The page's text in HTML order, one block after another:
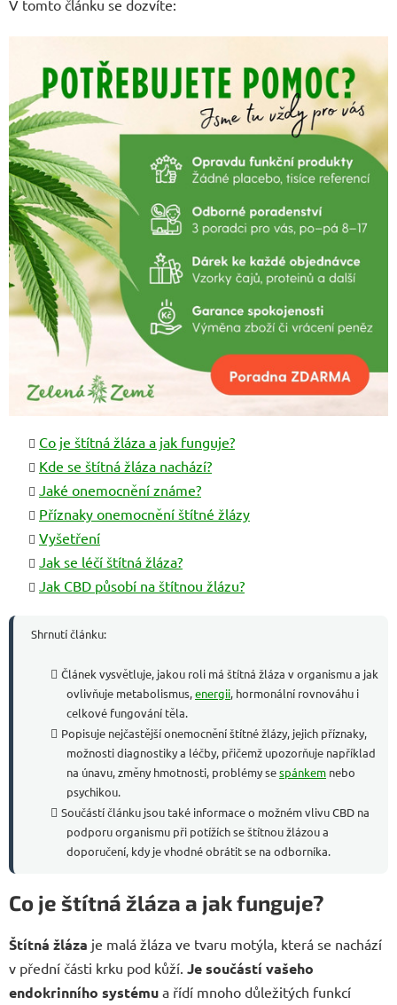
V tomto článku se dozvíte:
Co je štítná žláza a jak funguje?
Kde se štítná žláza nachází?
Jaké onemocnění známe?
Příznaky onemocnění štítné žlázy
Vyšetření
Jak se léčí štítná žláza?
Jak CBD působí na štítnou žlázu?
Shrnutí článku:
Článek vysvětluje, jakou roli má štítná žláza v organismu a jak
ovlivňuje metabolismus,energii, hormonální rovnováhu i
celkové fungování těla.
Popisuje nejčastější onemocnění štítné žlázy, jejich příznaky,
možnosti diagnostiky a léčby, přičemž upozorňuje například
na únavu, změny hmotnosti, problémy sespánkem nebo
psychikou.
Součástí článku jsou také informace o možném vlivu CBD na
podporu organismu při potížích se štítnou žlázou a
doporučení, kdy je vhodné obrátit se na odborníka.
Co je štítná žláza a jak funguje?
Štítná žláza je malá žláza ve tvaru motýla, která se nachází
v přední části krku pod kůží. Je součástí vašeho
endokrinního systému a řídí mnoho důležitých funkcí